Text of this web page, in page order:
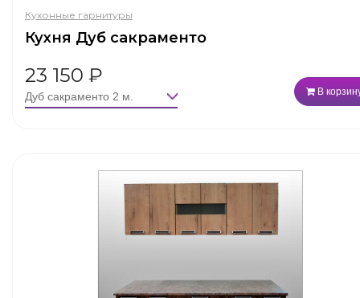
Кухонные гарнитуры
Кухня Дуб сакраменто
23 150 ₽
В